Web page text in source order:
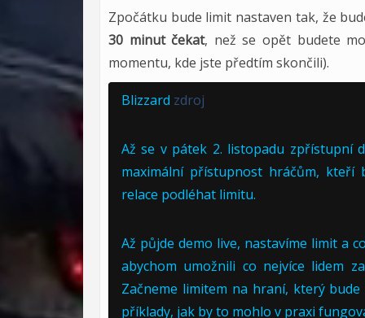
Zpočátku bude limit nastaven tak, že
30 minut čekat, než se opět budete
momentu, kde jste předtím skončili).
Blizzard zdroj
Až se v pátek 2. listopadu zpřístupní
maximální přístupnost hráčům,
relace podléhat limitu.
Až půjde demo live, nastavíme limit a
abychom umožnili co nejvíce lidem
Začneme limitem na hraní, který
příklady, jak by to mohlo v praxi